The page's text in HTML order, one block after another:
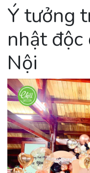
Ý tưởng
nhật độc
Nội